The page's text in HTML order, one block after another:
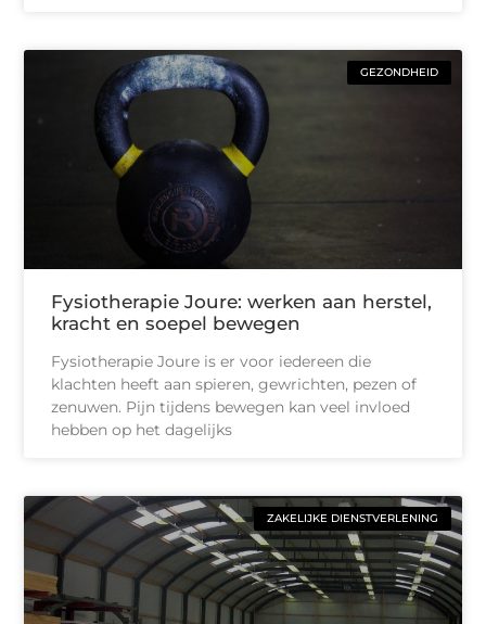
GEZONDHEID
Fysiotherapie Joure: werken aan herstel,
kracht en soepel bewegen
Fysiotherapie Joure is er voor iedereen die
klachten heeft aan spieren, gewrichten, pezen of
zenuwen. Pijn tijdens bewegen kan veel invloed
hebben op het dagelijks
ZAKELIJKE DIENSTVERLENING